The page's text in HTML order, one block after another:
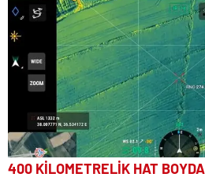
400 KİLOMETRELİK HAT